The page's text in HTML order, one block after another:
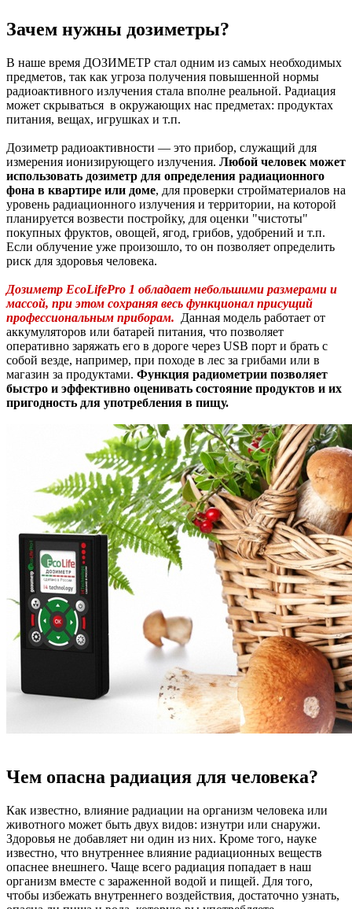
Зачем нужны дозиметры?
В наше время ДОЗИМЕТР стал одним из самых необходимых
предметов, так как угроза получения повышенной нормы
радиоактивного излучения стала вполне реальной. Радиация
может скрываться в окружающих нас предметах: продуктах
питания, вещах, игрушках и т.п.
Дозиметр радиоактивности — это прибор, служащий для
измерения ионизирующего излучения. Любой человек может
использовать дозиметр для определения радиационного
фона в квартире или доме, для проверки стройматериалов на
уровень радиационного излучения и территории, на которой
планируется возвести постройку, для оценки "чистоты"
покупных фруктов, овощей, ягод, грибов, удобрений и т.п.
Если облучение уже произошло, то он позволяет определить
риск для здоровья человека.
Дозиметр EcoLifePro 1 обладает небольшими размерами и
массой, при этом сохраняя весь функционал присущий
профессиональным приборам. Данная модель работает от
аккумуляторов или батарей питания, что позволяет
оперативно заряжать его в дороге через USB порт и брать с
собой везде, например, при походе в лес за грибами или в
магазин за продуктами. Функция радиометрии позволяет
быстро и эффективно оценивать состояние продуктов и их
пригодность для употребления в пищу.
Чем опасна радиация для человека?
Как известно, влияние радиации на организм человека или
животного может быть двух видов: изнутри или снаружи.
Здоровья не добавляет ни один из них. Кроме того, науке
известно, что внутреннее влияние радиационных веществ
опаснее внешнего. Чаще всего радиация попадает в наш
организм вместе с зараженной водой и пищей. Для того,
чтобы избежать внутреннего воздействия, достаточно узнать,